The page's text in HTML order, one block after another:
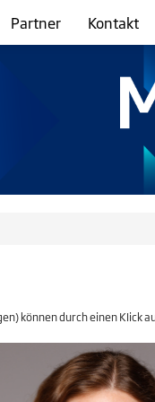
Partner Kontakt
können durch einen Klick